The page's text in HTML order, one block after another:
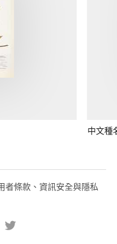
中文種
者條款、資訊安全與隱私